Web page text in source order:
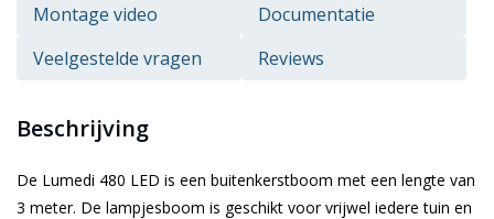
Montage video
Documentatie
Veelgestelde vragen
Reviews
Beschrijving
De Lumedi 480 LED is een buitenkerstboom met een lengte van
3 meter. De lampjesboom is geschikt voor vrijwel iedere tuin en